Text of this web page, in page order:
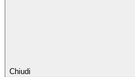
Chiudi